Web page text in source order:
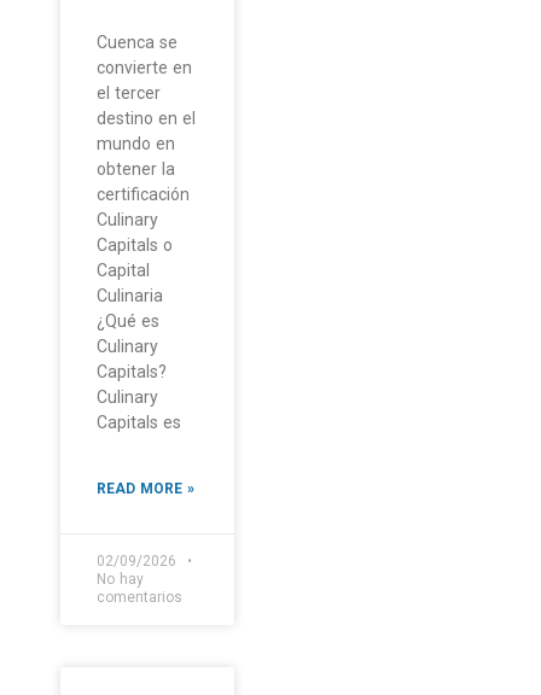
Cuenca se
convierte en
el tercer
destino en el
mundo en
obtener la
certificación
Culinary
Capitals o
Capital
Culinaria
¿Qué es
Culinary
Capitals?
Culinary
Capitals es
READ MORE »
02/09/2026
No hay
comentarios